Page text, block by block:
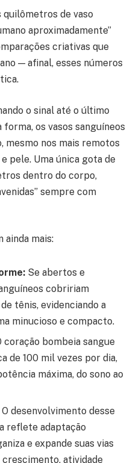
de vaso
aproximadamente”
criativas que
— afinal, esses números
o sinal até o último
forma, os vasos sanguíneos
mesmo nos mais remotos
pele. Uma única gota de
dentro do corpo,
sempre com
ainda mais:
Se abertos e
cobririam
tênis, evidenciando a
minucioso e compacto.
coração bombeia sangue
de 100 mil vezes por dia,
máxima, do sono ao
O desenvolvimento desse
reflete adaptação
e expande suas vias
atividade